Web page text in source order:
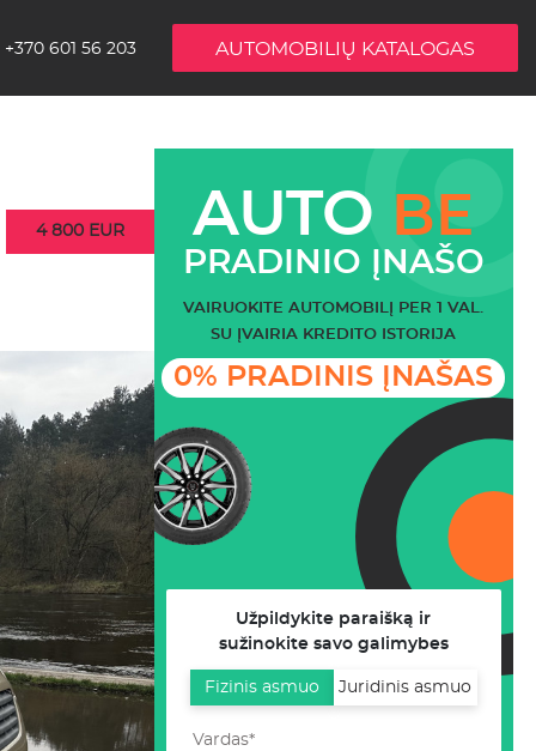
+370 601 56 203 AUTOMOBILIŲ KATALOGAS
4 800 EUR AUTO BE
PRADINIO ĮNAŠO
VAIRUOKITE AUTOMOBILĮ PER 1 VAL.
SU ĮVAIRIA KREDITO ISTORIJA
0% PRADINIS ĮNAŠAS
Užpildykite paraišką ir
sužinokite savo galimybes
Fizinis asmuo Juridinis asmuo